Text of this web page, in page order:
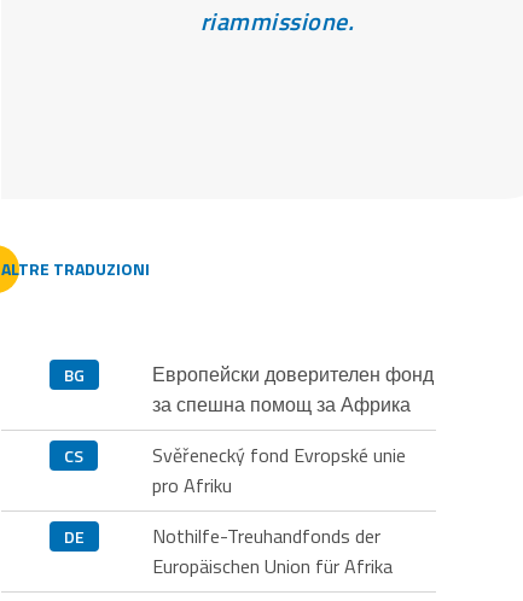
riammissione.
ALTRE TRADUZIONI
BG
Европейски доверителен фонд
за спешна помощ за Африка
CS
Svěřenecký fond Evropské unie
pro Afriku
DE
Nothilfe-Treuhandfonds der
Europäischen Union für Afrika